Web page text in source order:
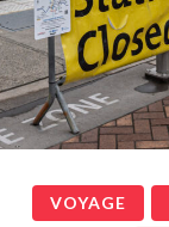
VOYAGE